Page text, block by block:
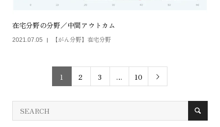
在宅分野の分野／中間アウトカム
2021.07.05 【がん分野】在宅分野
1 2 3 … 10 